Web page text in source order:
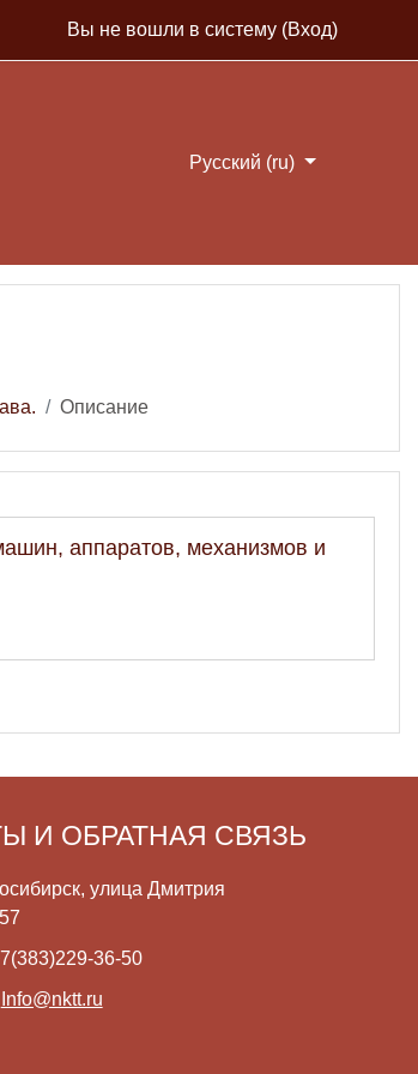
Вы не вошли в систему (Вход)
Русский ‎(ru)‎
Описание
аппаратов, механизмов и
И ОБРАТНАЯ СВЯЗЬ
улица Дмитрия
36-50
Info@nktt.ru